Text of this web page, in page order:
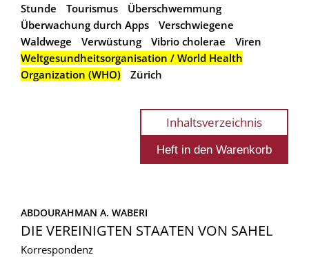
Stunde
Tourismus
Überschwemmung
Überwachung durch Apps
Verschwiegene
Waldwege
Verwüstung Vibrio cholerae
Viren
Weltgesundheitsorganisation / World Health
Organization (WHO)
Zürich
Inhaltsverzeichnis
ABDOURAHMAN A. WABERI
DIE VEREINIGTEN STAATEN VON SAHEL
Korrespondenz